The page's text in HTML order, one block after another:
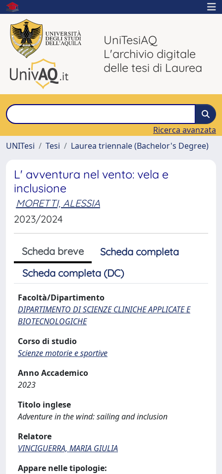
UniTesiAQ
L'archivio digitale
delle tesi di Laurea
Ricerca avanzata
UNITesi
Tesi Laurea triennale (Bachelor's Degree)
L' avventura nel vento: vela e
inclusione
MORETTI, ALESSIA
2023/2024
Scheda breve
Scheda completa
Scheda completa (DC)
Facoltà/Dipartimento
DIPARTIMENTO DI SCIENZE CLINICHE APPLICATE E
BIOTECNOLOGICHE
Corso di studio
Scienze motorie e sportive
Anno Accademico
2023
Titolo inglese
Adventure in the wind: sailing and inclusion
Relatore
VINCIGUERRA, MARIA GIULIA
Appare nelle tipologie: